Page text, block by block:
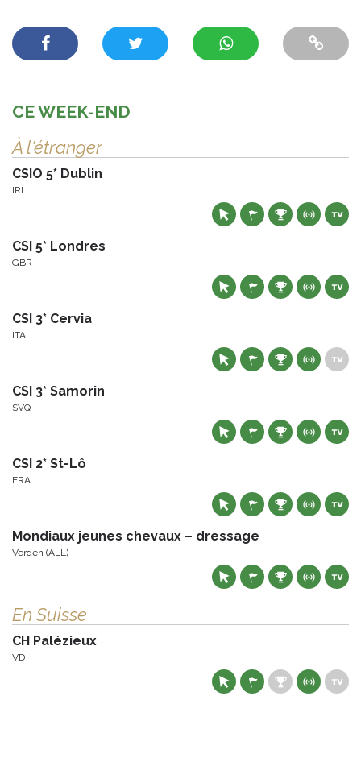
CE WEEK-END
À l'étranger
CSIO 5* Dublin
IRL
CSI 5* Londres
GBR
CSI 3* Cervia
ITA
CSI 3* Samorin
SVQ
CSI 2* St-Lô
FRA
Mondiaux jeunes chevaux – dressage
Verden (ALL)
En Suisse
CH Palézieux
VD